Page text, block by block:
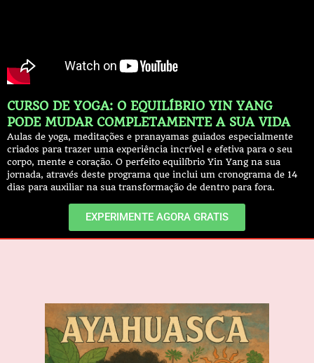
CURSO DE YOGA: O EQUILÍBRIO YIN YANG
PODE MUDAR COMPLETAMENTE A SUA VIDA
Aulas de yoga, meditações e pranayamas guiados especialmente
criados para trazer uma experiência incrível e efetiva para o seu
corpo, mente e coração. O perfeito equilíbrio Yin Yang na sua
jornada, através deste programa que inclui um cronograma de 14
dias para auxiliar na sua transformação de dentro para fora.
EXPERIMENTE AGORA GRATIS